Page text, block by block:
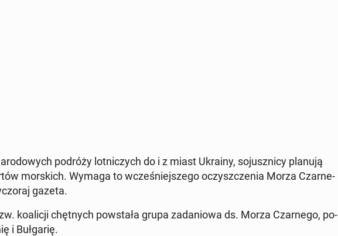
podróży lot­ni­czych do i z miast Ukrainy, so­jusz­ni­cy planują
mor­skich. Wymaga to wcze­śniej­sze­go oczysz­cze­nia Morza Czar­ne­
gazeta.
ko­ali­cji chęt­nych po­wsta­ła grupa za­da­nio­wa ds. Morza Czar­ne­go, po­
i Buł­ga­rię.